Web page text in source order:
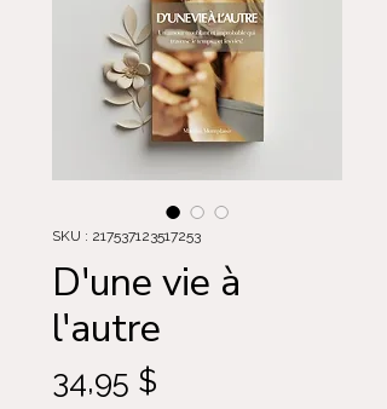
SKU : 217537123517253
D'une vie à
l'autre
34,95 $